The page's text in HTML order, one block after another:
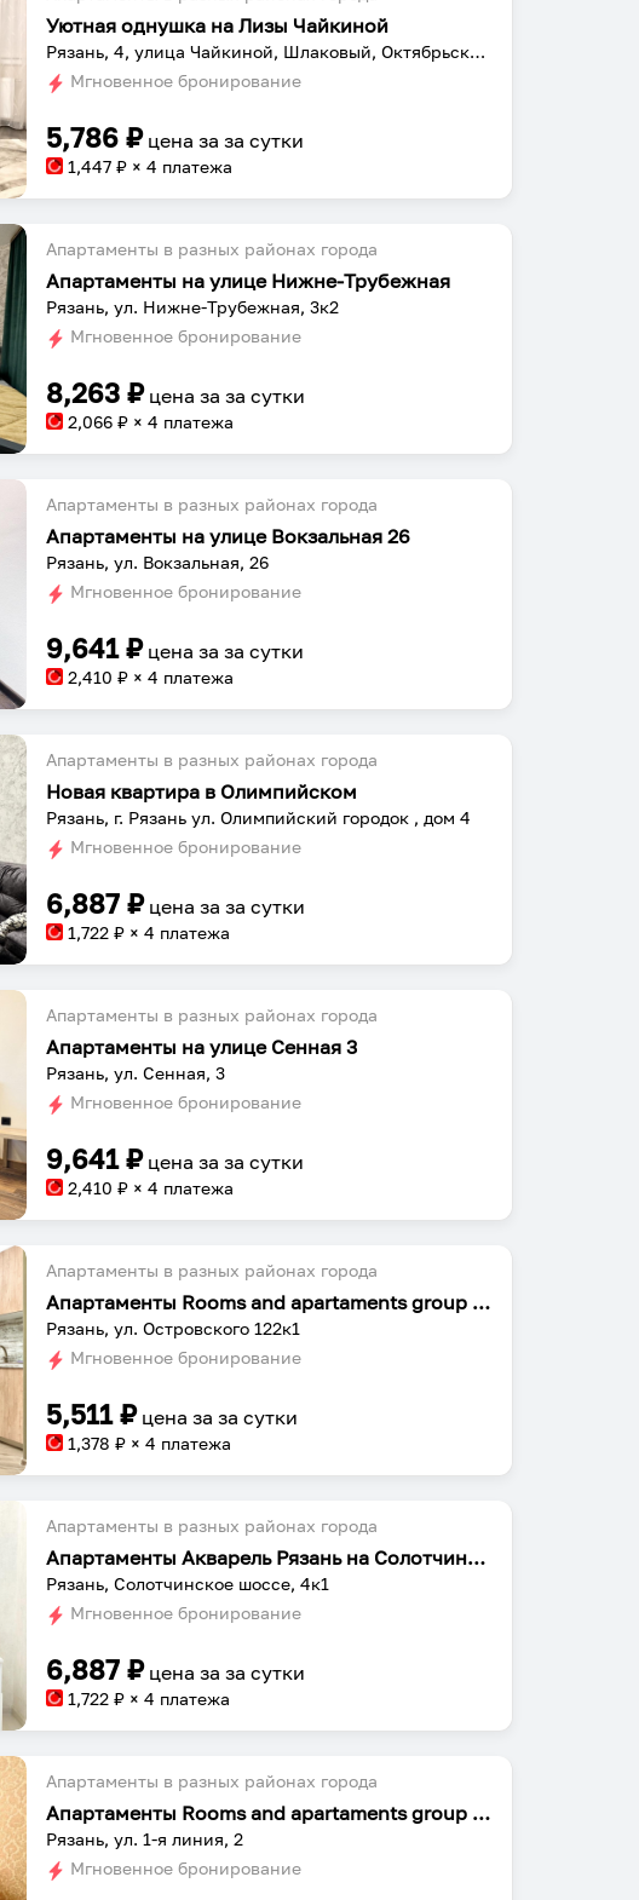
Уютная однушка на Лизы Чайкиной
Рязань, 4, улица Чайкиной, Шлаковый, Октябрьский район, Рязань, Рязанская область, Центральный федеральный округ, 390011, Россия
Мгновенное бронирование
5,786 ₽ цена заза сутки
1,447 ₽ × 4 платежа
Апартаменты в разных районах города
Апартаменты на улице Нижне-Трубежная
Рязань, ул. Нижне-Трубежная, 3к2
Мгновенное бронирование
8,263 ₽ цена заза сутки
2,066 ₽ × 4 платежа
Апартаменты в разных районах города
Апартаменты на улице Вокзальная 26
Рязань, ул. Вокзальная, 26
Мгновенное бронирование
9,641₽ цена заза сутки
2,410 ₽ × 4 платежа
Апартаменты в разных районах города
Новая квартира в Олимпийском
Рязань, г. Рязань ул. Олимпийский городок , дом 4
Мгновенное бронирование
6,887 ₽ цена заза сутки
1,722 ₽ × 4 платежа
Апартаменты в разных районах города
Апартаменты на улице Сенная 3
Рязань, ул. Сенная, 3
Мгновенное бронирование
9,641₽ цена заза сутки
2,410 ₽ × 4 платежа
Апартаменты в разных районах города
Апартаменты Rooms and apartaments group Островского 122к1 №2
Рязань, ул. Островского 122к1
Мгновенное бронирование
5,511₽ цена заза сутки
1,378 ₽ × 4 платежа
Апартаменты в разных районах города
Апартаменты Акварель Рязань на Солотчинском шоссе 4к1
Рязань, Солотчинское шоссе, 4к1
Мгновенное бронирование
6,887 ₽ цена заза сутки
1,722 ₽ × 4 платежа
Апартаменты в разных районах города
Апартаменты Rooms and apartaments group 1-я линия 2
Рязань, ул. 1-я линия, 2
Мгновенное бронирование